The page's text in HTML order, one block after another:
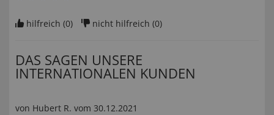
hilfreich (0) nicht hilfreich (0)
DAS SAGEN UNSERE
INTERNATIONALEN KUNDEN
von Hubert R. vom 30.12.2021